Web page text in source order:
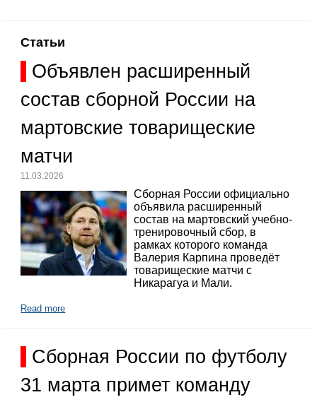
Статьи
Объявлен расширенный
состав сборной России на
мартовские товарищеские
матчи
11.03.2026
Сборная России официально
объявила расширенный
состав на мартовский учебно-
тренировочный сбор, в
рамках которого команда
Валерия Карпина проведёт
товарищеские матчи с
Никарагуа и Мали.
Read more
Сборная России по футболу
31 марта примет команду